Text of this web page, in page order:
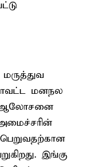
மனநல
ஆலோசனை
இங்கு